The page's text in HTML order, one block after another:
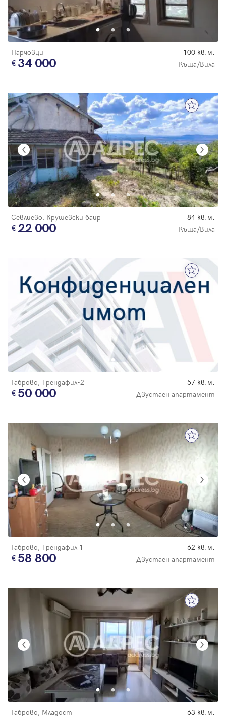
Парчовци 100 кв.м.
34 000 Къща/Вила
Севлиево, Крушевски баир 84 кв.м.
22 000 Къща/Вила
Габрово, Трендафил-2 57 кв.м.
50 000 Двустаен апартамент
Габрово, Трендафил 1 62 кв.м.
58 800 Двустаен апартамент
Габрово, Младост 63 кв.м.